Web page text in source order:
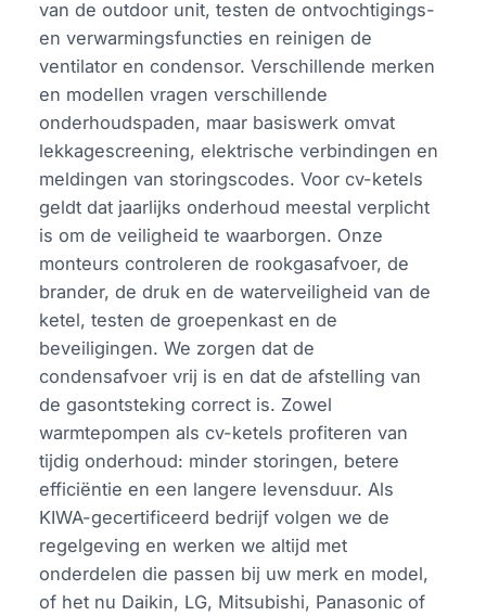
van de outdoor unit, testen de ontvochtigings-
en verwarmingsfuncties en reinigen de
ventilator en condensor. Verschillende merken
en modellen vragen verschillende
onderhoudspaden, maar basiswerk omvat
lekkagescreening, elektrische verbindingen en
meldingen van storingscodes. Voor cv-ketels
geldt dat jaarlijks onderhoud meestal verplicht
is om de veiligheid te waarborgen. Onze
monteurs controleren de rookgasafvoer, de
brander, de druk en de waterveiligheid van de
ketel, testen de groepenkast en de
beveiligingen. We zorgen dat de
condensafvoer vrij is en dat de afstelling van
de gasontsteking correct is. Zowel
warmtepompen als cv-ketels profiteren van
tijdig onderhoud: minder storingen, betere
efficiëntie en een langere levensduur. Als
KIWA-gecertificeerd bedrijf volgen we de
regelgeving en werken we altijd met
onderdelen die passen bij uw merk en model,
of het nu Daikin, LG, Mitsubishi, Panasonic of